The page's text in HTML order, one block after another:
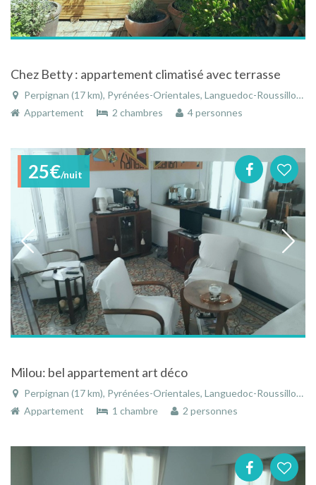
Chez Betty : appartement climatisé avec terrasse
Perpignan (17 km), Pyrénées-Orientales, Languedoc-Roussillon, Occitanie, France
Appartement
2 chambres 4 personnes
25€/nuit
Milou: bel appartement art déco
Perpignan (17 km), Pyrénées-Orientales, Languedoc-Roussillon, Occitanie, France
Appartement
1 chambre 2 personnes